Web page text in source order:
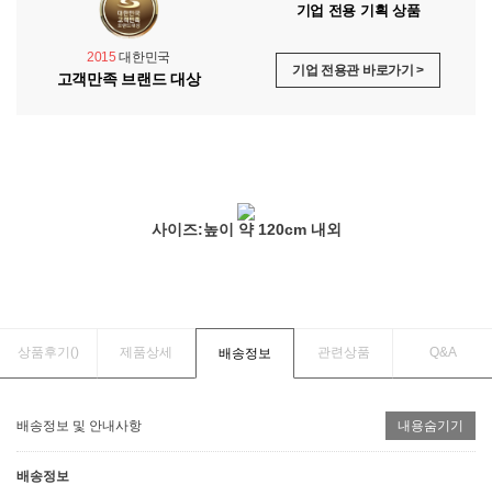
2015 대한민국
고객만족 브랜드 대상
기업 전용 기획 상품
기업 전용관 바로가기 >
사이즈:높이 약 120cm 내외
상품후기() 제품상세 배송정보 관련상품 Q&A
배송정보 및 안내사항 내용숨기기
배송정보